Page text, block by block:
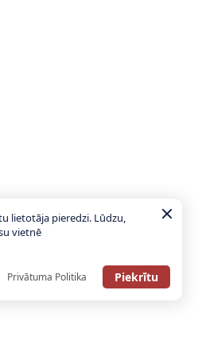
lietotāja pieredzi. Lūdzu,
vietnē
Privātuma Politika Piekrītu